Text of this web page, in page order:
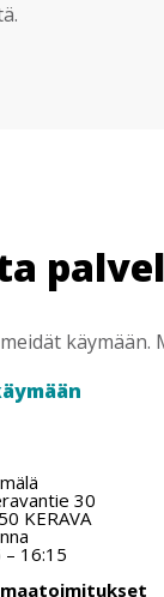
30
KERAVA
– 16:15